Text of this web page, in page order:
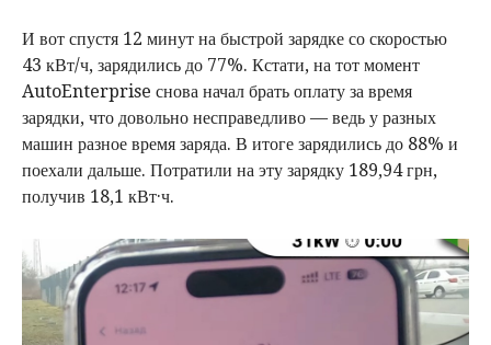
И вот спустя 12 минут на быстрой зарядке со скоростью
43 кВт/ч, зарядились до 77%. Кстати, на тот момент
AutoEnterprise снова начал брать оплату за время
зарядки, что довольно несправедливо — ведь у разных
машин разное время заряда. В итоге зарядились до 88% и
поехали дальше. Потратили на эту зарядку 189,94 грн,
получив 18,1 кВт·ч.